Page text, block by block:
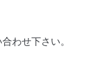
わせ下さい。